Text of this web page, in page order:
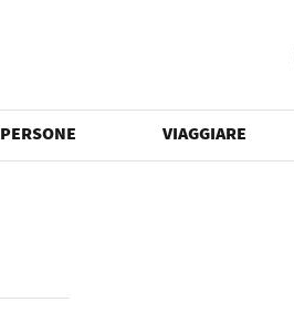
PERSONE VIAGGIARE